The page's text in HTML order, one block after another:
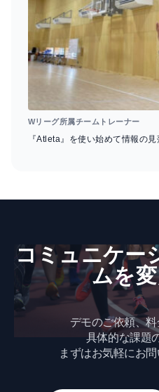
Wリーグ所属チームトレーナー
『Atleta』を使い始めて情報の見
コミュニケー
ムを​
デモのご依頼、料
具体的な課題
まずはお気軽にお問